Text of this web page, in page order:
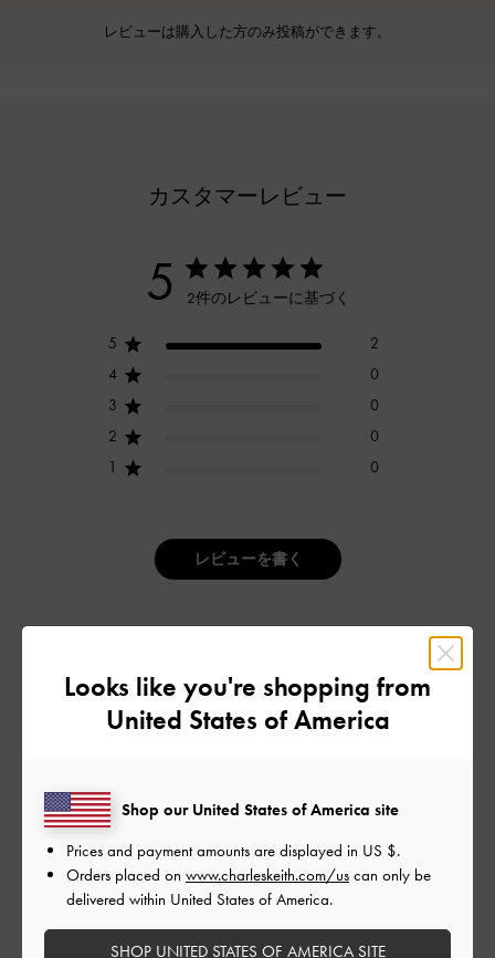
レビューは購入した方のみ投稿ができます。
カスタマーレビュー
5 2件のレビューに基づく
5
2
4
0
3
0
2
0
1
0
レビューを書く
とてもよかった
もっと見る
フィルター
Looks like you're shopping from
United States of America
Shop our United States of America site
Prices and payment amounts are displayed in US $.
Orders placed on www.charleskeith.com/us can only be
delivered within United States of America.
SHOP UNITED STATES OF AMERICA SITE